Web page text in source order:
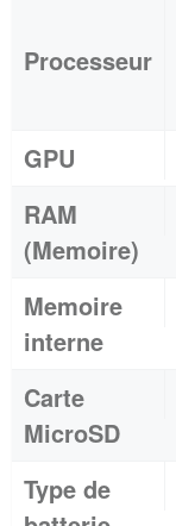
Processeur
GPU
RAM
(Memoire)
Memoire
interne
Carte
MicroSD
Type de